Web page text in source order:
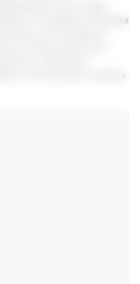
tecnologie
A sostegno di questa
hanno concordato di
di Alto Livello per
in materia di
commerciale e politica